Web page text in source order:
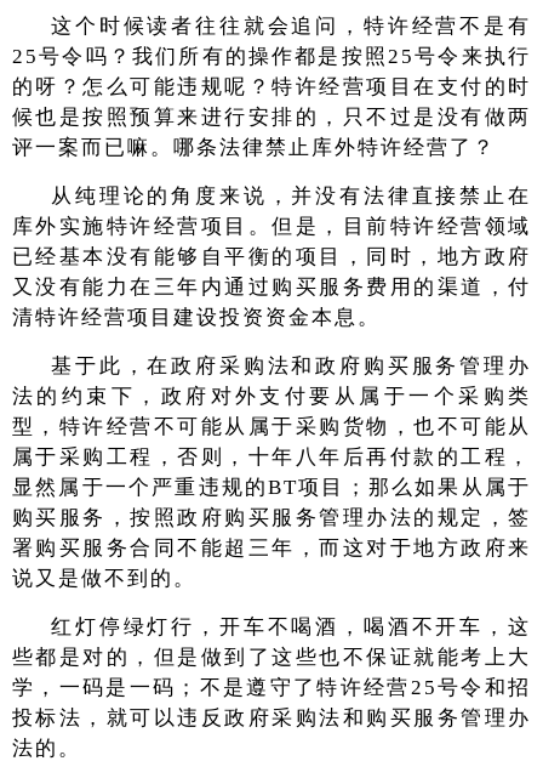
这个时候读者往往就会追问，特许经营不是有
25号令吗？我们所有的操作都是按照25号令来执行
的呀？怎么可能违规呢？特许经营项目在支付的时
候也是按照预算来进行安排的，只不过是没有做两
评一案而已嘛。哪条法律禁止库外特许经营了？
从纯理论的角度来说，并没有法律直接禁止在
库外实施特许经营项目。但是，目前特许经营领域
已经基本没有能够自平衡的项目，同时，地方政府
又没有能力在三年内通过购买服务费用的渠道，付
清特许经营项目建设投资资金本息。
基于此，在政府采购法和政府购买服务管理办
法的约束下，政府对外支付要从属于一个采购类
型，特许经营不可能从属于采购货物，也不可能从
属于采购工程，否则，十年八年后再付款的工程，
显然属于一个严重违规的BT项目；那么如果从属于
购买服务，按照政府购买服务管理办法的规定，签
署购买服务合同不能超三年，而这对于地方政府来
说又是做不到的。
红灯停绿灯行，开车不喝酒，喝酒不开车，这
些都是对的，但是做到了这些也不保证就能考上大
学，一码是一码；不是遵守了特许经营25号令和招
投标法，就可以违反政府采购法和购买服务管理办
法的。